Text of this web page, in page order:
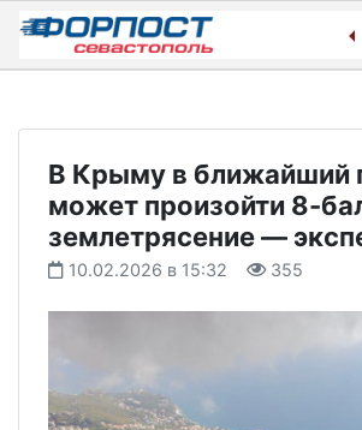
Skip
content
В Крыму в ближайший
может произойти 8-
землетрясение —
10.02.2026 в 15:32 355